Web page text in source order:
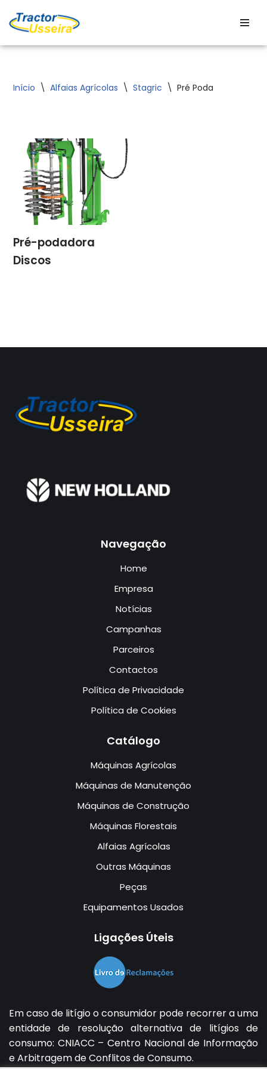
Avançar
para
Início \ Alfaias Agrícolas \ Stagric \ Pré Poda
Pré-podadora
Discos
Navegação
Home
Empresa
Notícias
Campanhas
Parceiros
Contactos
Política de Privacidade
Política de Cookies
Catálogo
Máquinas Agrícolas
Máquinas de Manutenção
Máquinas de Construção
Máquinas Florestais
Alfaias Agrícolas
Outras Máquinas
Peças
Equipamentos Usados
Ligações Úteis
Em caso de litígio o consumidor pode recorrer a uma
entidade de resolução alternativa de litígios de
consumo: CNIACC – Centro Nacional de Informação
e Arbitragem de Conflitos de Consumo.